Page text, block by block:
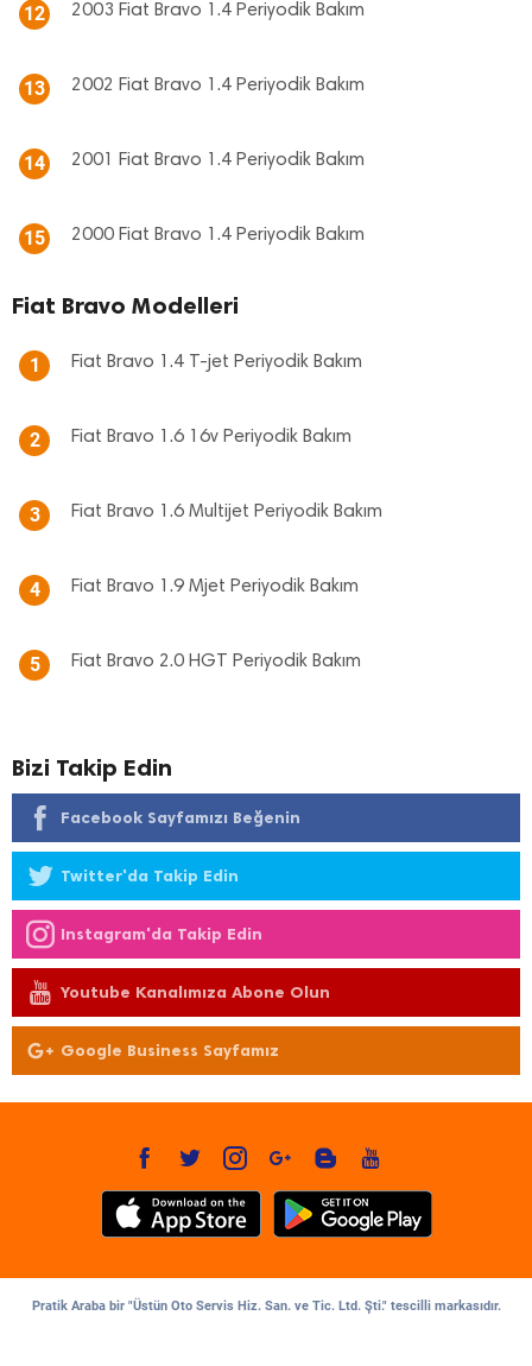
12 2003 Fiat Bravo 1.4 Periyodik Bakım
13 2002 Fiat Bravo 1.4 Periyodik Bakım
14 2001 Fiat Bravo 1.4 Periyodik Bakım
15 2000 Fiat Bravo 1.4 Periyodik Bakım
Fiat Bravo Modelleri
1 Fiat Bravo 1.4 T-jet Periyodik Bakım
2 Fiat Bravo 1.6 16v Periyodik Bakım
3 Fiat Bravo 1.6 Multijet Periyodik Bakım
4 Fiat Bravo 1.9 Mjet Periyodik Bakım
5 Fiat Bravo 2.0 HGT Periyodik Bakım
Bizi Takip Edin
Facebook Sayfamızı Beğenin
Twitter'da Takip Edin
Instagram'da Takip Edin
Youtube Kanalımıza Abone Olun
Google Business Sayfamız
Pratik Araba bir "Üstün Oto Servis Hiz. San. ve Tic. Ltd. Şti." tescilli markasıdır.